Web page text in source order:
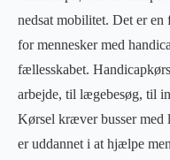
nedsat mobilitet. Det er
for mennesker med
fællesskabet.
arbejde, til lægebesøg, til
Kørsel kræver busser med
er uddannet i at hjælpe